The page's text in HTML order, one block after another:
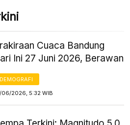
Cuaca Bandung
Ini 27 Juni 2026, Berawan
DEMOGRAFI
06/2026, 5:32 WIB